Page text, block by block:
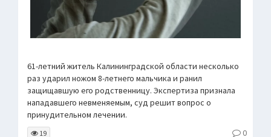
61-летний житель Калининградской области несколько
раз ударил ножом 8-летнего мальчика и ранил
защищавшую его родственницу. Экспертиза признала
нападавшего невменяемым, суд решит вопрос о
принудительном лечении.
19 0